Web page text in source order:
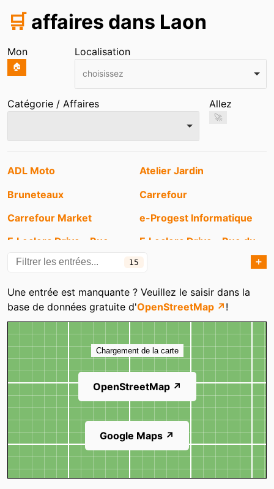
🛒 affaires dans Laon
Mon
🏠
Localisation
choisissez
Catégorie / Affaires Allez
🚀
Entrées
ADL Moto
Atelier Jardin
Bruneteaux
Carrefour
Carrefour Market
e-Progest Informatique
E.Leclerc Drive - Rue
Fernand Christ
E.Leclerc Drive - Rue du
Megacycles
NOZ
Vival
15 ➕
Catégories
Une entrée est manquante ? Veuillez le saisir dans la
base de données gratuite d'OpenStreetMap ↗ !
Carte
Chargement de la carte
OpenStreetMap ↗
Google Maps ↗